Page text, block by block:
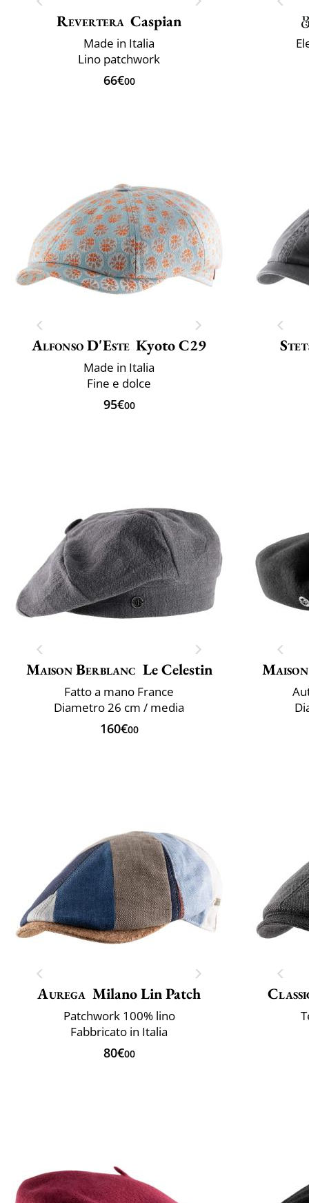
Revertera Caspian
Made in Italia
Lino patchwork
66€00
Alfonso D'Este Kyoto C29
Made in Italia
Fine e dolce
95€00
Maison Berblanc Le Celestin
Fatto a mano France
Diametro 26 cm / media
160€00
Aurega Milano Lin Patch
Patchwork 100% lino
Fabbricato in Italia
80€00